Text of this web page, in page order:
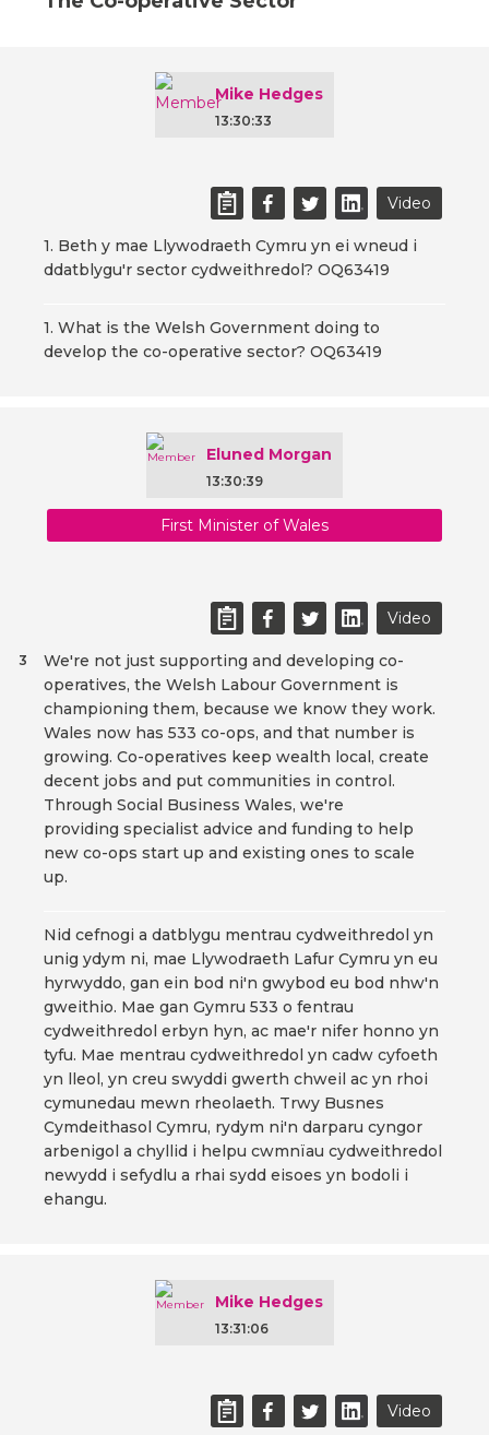
Mike Hedges
13:30:33
Video
1. Beth y mae Llywodraeth Cymru yn ei wneud i
ddatblygu'r sector cydweithredol? OQ63419
1. What is the Welsh Government doing to
develop the co-operative sector? OQ63419
Eluned Morgan
13:30:39
First Minister of Wales
Video
We're not just supporting and developing co-
operatives, the Welsh Labour Government is
championing them, because we know they work.
Wales now has 533 co-ops, and that number is
growing. Co-operatives keep wealth local, create
decent jobs and put communities in control.
Through Social Business Wales, we're
providing specialist advice and funding to help
new co-ops start up and existing ones to scale
up.
3
Nid cefnogi a datblygu mentrau cydweithredol yn
unig ydym ni, mae Llywodraeth Lafur Cymru yn eu
hyrwyddo, gan ein bod ni'n gwybod eu bod nhw'n
gweithio. Mae gan Gymru 533 o fentrau
cydweithredol erbyn hyn, ac mae'r nifer honno yn
tyfu. Mae mentrau cydweithredol yn cadw cyfoeth
yn lleol, yn creu swyddi gwerth chweil ac yn rhoi
cymunedau mewn rheolaeth. Trwy Busnes
Cymdeithasol Cymru, rydym ni'n darparu cyngor
arbenigol a chyllid i helpu cwmnïau cydweithredol
newydd i sefydlu a rhai sydd eisoes yn bodoli i
ehangu.
Mike Hedges
13:31:06
Video